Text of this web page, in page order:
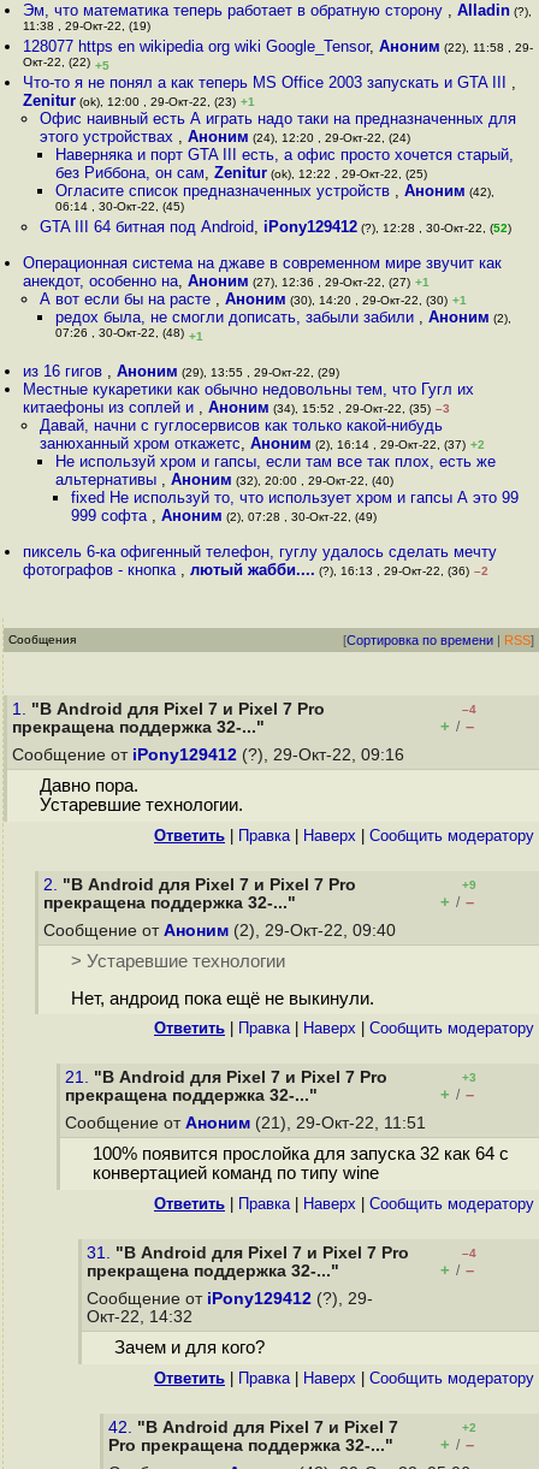
Эм, что математика теперь работает в обратную сторону ,Alladin (?),
11:38 , 29-Окт-22, (19)
128077 https en wikipedia org wiki Google_Tensor,Аноним (22), 11:58 , 29-
Окт-22, (22) +5
Что-то я не понял а как теперь MS Office 2003 запускать и GTA III ,
Zenitur (ok), 12:00 , 29-Окт-22, (23) +1
Офис наивный есть А играть надо таки на предназначенных для
этого устройствах , Аноним (24), 12:20 , 29-Окт-22, (24)
Наверняка и порт GTA III есть, а офис просто хочется старый,
без Риббона, он сам, Zenitur(ok), 12:22 , 29-Окт-22, (25)
Огласите список предназначенных устройств , Аноним (42),
06:14 , 30-Окт-22, (45)
GTA III 64 битная под Android, iPony129412(?), 12:28 , 30-Окт-22, (52)
Операционная система на джаве в современном мире звучит как
анекдот, особенно на,Аноним (27), 12:36 , 29-Окт-22, (27) +1
А вот если бы на расте , Аноним (30), 14:20 , 29-Окт-22, (30) +1
редох была, не смогли дописать, забыли забили , Аноним (2),
07:26 , 30-Окт-22, (48) +1
из 16 гигов ,Аноним (29), 13:55 , 29-Окт-22, (29)
Местные кукаретики как обычно недовольны тем, что Гугл их
китаефоны из соплей и ,Аноним (34), 15:52 , 29-Окт-22, (35) –3
Давай, начни с гуглосервисов как только какой-нибудь
занюханный хром откажетс, Аноним (2), 16:14 , 29-Окт-22, (37) +2
Не используй хром и гапсы, если там все так плох, есть же
альтернативы , Аноним (32), 20:00 , 29-Окт-22, (40)
fixed Не используй то, что использует хром и гапсы А это 99
999 софта ,Аноним (2), 07:28 , 30-Окт-22, (49)
пиксель 6-ка офигенный телефон, гуглу удалось сделать мечту
фотографов - кнопка ,лютый жабби.... (?), 16:13 , 29-Окт-22, (36) –2
Сообщения [Сортировка по времени | RSS]
1. "В Android для Pixel 7 и Pixel 7 Pro
прекращена поддержка 32-..."
–4
+ / –
Сообщение от iPony129412 (?), 29-Окт-22, 09:16
Давно пора.
Устаревшие технологии.
Ответить Правка| Наверх Cообщить модератору
2. "В Android для Pixel 7 и Pixel 7 Pro
прекращена поддержка 32-..."
+9
+ / –
Сообщение от Аноним (2), 29-Окт-22, 09:40
> Устаревшие технологии
Нет, андроид пока ещё не выкинули.
Ответить Правка| Наверх Cообщить модератору
21. "В Android для Pixel 7 и Pixel 7 Pro
прекращена поддержка 32-..."
+3
+ / –
Сообщение от Аноним (21), 29-Окт-22, 11:51
100% появится прослойка для запуска 32 как 64 с
конвертацией команд по типу wine
Ответить Правка| Наверх Cообщить модератору
31. "В Android для Pixel 7 и Pixel 7 Pro
прекращена поддержка 32-..."
–4
+ / –
Сообщение от iPony129412 (?), 29-
Окт-22, 14:32
Зачем и для кого?
Ответить Правка| Наверх Cообщить модератору
42. "В Android для Pixel 7 и Pixel 7
Pro прекращена поддержка 32-..."
+2
+ / –